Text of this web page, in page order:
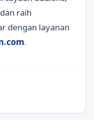
raih
dengan layanan
.